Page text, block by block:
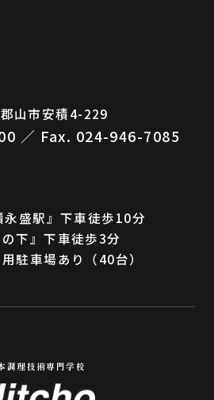
⼭市安積4-229
／ Fax. 024-946-7085
永盛駅』下車徒歩10分
下』下車徒歩3分
駐車場あり（40台）
調理技術専門学校